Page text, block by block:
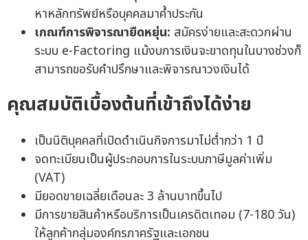
หาหลักทรัพย์หรือบุคคลมาค้ำประกัน
เกณฑ์การพิจารณายืดหยุ่น: สมัครง่ายและสะดวกผ่าน
ระบบ e-Factoring แม้งบการเงินจะขาดทุนในบางช่วงก็
สามารถขอรับคำปรึกษาและพิจารณาวงเงินได้
คุณสมบัติเบื้องต้นที่เข้าถึงได้ง่าย
เป็นนิติบุคคลที่เปิดดำเนินกิจการมาไม่ต่ำกว่า 1 ปี
จดทะเบียนเป็นผู้ประกอบการในระบบภาษีมูลค่าเพิ่ม
(VAT)
มียอดขายเฉลี่ยเดือนละ 3 ล้านบาทขึ้นไป
มีการขายสินค้าหรือบริการเป็นเครดิตเทอม (7-180 วัน)
ให้ลูกค้ากลุ่มองค์กรภาครัฐและเอกชน